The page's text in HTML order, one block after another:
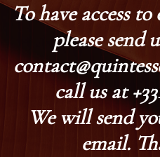
To have access
please send
call us at
We will send
email.